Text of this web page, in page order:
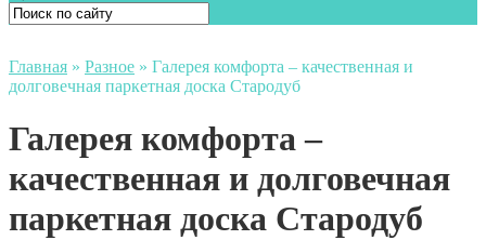
Главная » Разное » Галерея комфорта – качественная и
долговечная паркетная доска Стародуб
Галерея комфорта –
качественная и долговечная
паркетная доска Стародуб